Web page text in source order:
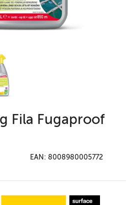
Fila Fugaproof
EAN: 8008980005772